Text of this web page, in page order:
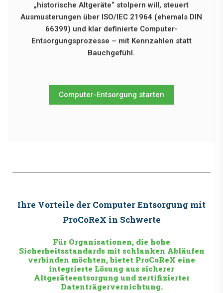
„historische Altgeräte“ stolpern will, steuert
Ausmusterungen über ISO/IEC 21964 (ehemals DIN
66399) und klar definierte Computer-
Entsorgungsprozesse – mit Kennzahlen statt
Bauchgefühl.
Computer-Entsorgung starten
Ihre Vorteile der Computer Entsorgung mit
ProCoReX in Schwerte
Für Organisationen, die hohe
Sicherheitsstandards mit schlanken Abläufen
verbinden möchten, bietet ProCoReX eine
integrierte Lösung aus sicherer
Altgeräteentsorgung und zertifizierter
Datenträgervernichtung.